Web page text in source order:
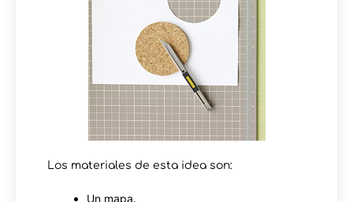
Los materiales de esta idea son:
Un mapa.